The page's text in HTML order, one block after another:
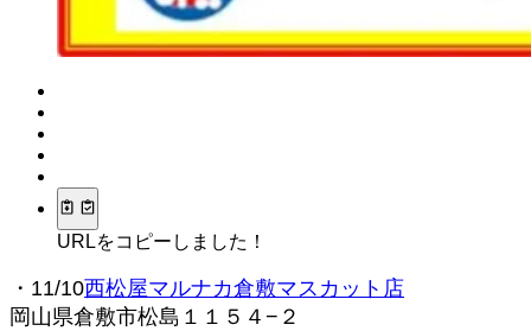
URLをコピーしました！
・11/10西松屋マルナカ倉敷マスカット店
岡山県倉敷市松島１１５４−２